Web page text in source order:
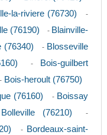
la-riviere (76730) -
(76190) - Blainville-
(76340) - Blosseville
-
Bois-guilbert
- Bois-heroult (76750)
(76160) - Boissay
Bolleville (76210) -
- Bordeaux-saint-